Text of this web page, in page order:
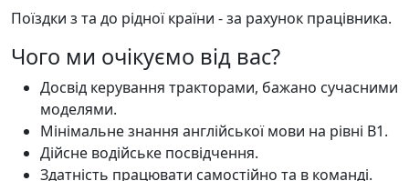
Поїздки з та до рідної країни - за рахунок працівника.
Чого ми очікуємо від вас?
Досвід керування тракторами, бажано сучасними
моделями.
Мінімальне знання англійської мови на рівні B1.
Дійсне водійське посвідчення.
Здатність працювати самостійно та в команді.